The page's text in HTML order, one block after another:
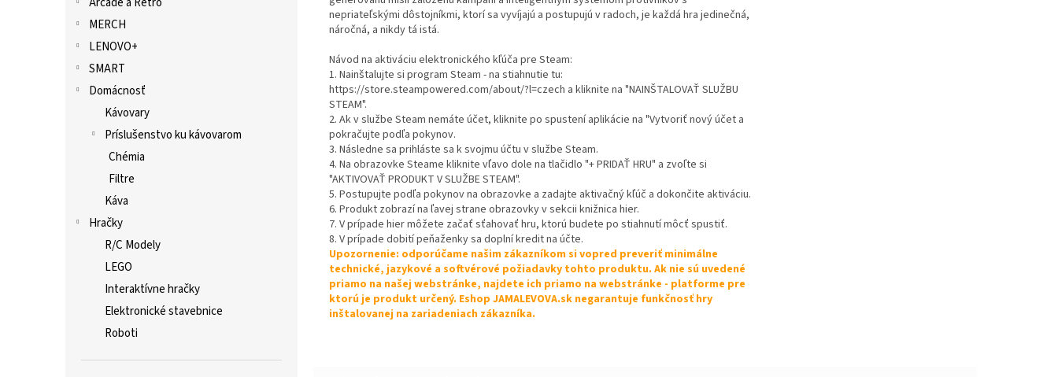
MERCH
LENOVO+
SMART
Domácnosť
Kávovary
Príslušenstvo ku kávovarom
Chémia
Filtre
Káva
Hračky
R/C Modely
LEGO
Interaktívne hračky
Elektronické stavebnice
Roboti
nepriateľskými dôstojníkmi, ktorí sa vyvíjajú a postupujú v radoch, je každá hra jedinečná,
náročná, a nikdy tá istá.
Návod na aktiváciu elektronického kľúča pre Steam:
1. Nainštalujte si program Steam - na stiahnutie tu:
https://store.steampowered.com/about/?l=czech a kliknite na "NAINŠTALOVAŤ SLUŽBU
STEAM".
2. Ak v službe Steam nemáte účet, kliknite po spustení aplikácie na "Vytvoriť nový účet a
pokračujte podľa pokynov.
3. Následne sa prihláste sa k svojmu účtu v službe Steam.
4. Na obrazovke Steame kliknite vľavo dole na tlačidlo "+ PRIDAŤ HRU" a zvoľte si
"AKTIVOVAŤ PRODUKT V SLUŽBE STEAM".
5. Postupujte podľa pokynov na obrazovke a zadajte aktivačný kľúč a dokončite aktiváciu.
6. Produkt zobrazí na ľavej strane obrazovky v sekcii knižnica hier.
7. V prípade hier môžete začať sťahovať hru, ktorú budete po stiahnutí môcť spustiť.
8. V prípade dobití peňaženky sa doplní kredit na účte.
Upozornenie: odporúčame našim zákazníkom si vopred preveriť minimálne
technické, jazykové a softvérové požiadavky tohto produktu. Ak nie sú uvedené
priamo na našej webstránke, najdete ich priamo na webstránke - platforme pre
ktorú je produkt určený. Eshop JAMALEVOVA.sk negarantuje funkčnosť hry
inštalovanej na zariadeniach zákazníka.